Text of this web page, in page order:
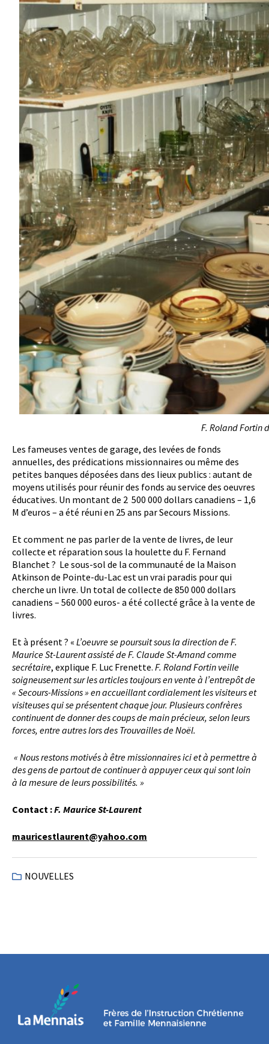
F. Roland Fortin
Les fameuses ventes de garage, des levées de fonds
annuelles, des prédications missionnaires ou même des
petites banques déposées dans des lieux publics : autant de
moyens utilisés pour réunir des fonds au service des oeuvres
éducatives. Un montant de 2 500 000 dollars canadiens – 1,6
M d’euros – a été réuni en 25 ans par Secours Missions.
Et comment ne pas parler de la vente de livres, de leur
collecte et réparation sous la houlette du F. Fernand
Blanchet ? Le sous-sol de la communauté de la Maison
Atkinson de Pointe-du-Lac est un vrai paradis pour qui
cherche un livre. Un total de collecte de 850 000 dollars
canadiens – 560 000 euros- a été collecté grâce à la vente de
livres.
Et à présent ? « L’oeuvre se poursuit sous la direction de F.
Maurice St-Laurent assisté de F. Claude St-Amand comme
secrétaire, explique F. Luc Frenette. F. Roland Fortin veille
soigneusement sur les articles toujours en vente à l’entrepôt de
« Secours-Missions » en accueillant cordialement les visiteurs et
visiteuses qui se présentent chaque jour. Plusieurs confrères
continuent de donner des coups de main précieux, selon leurs
forces, entre autres lors des Trouvailles de Noël.
« Nous restons motivés à être missionnaires ici et à permettre à
des gens de partout de continuer à appuyer ceux qui sont loin
à la mesure de leurs possibilités. »
Contact :F. Maurice St-Laurent
mauricestlaurent@yahoo.com
NOUVELLES